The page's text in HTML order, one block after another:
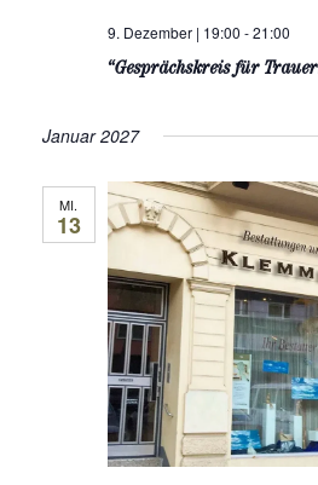
9. Dezember | 19:00 -21:00
“Gesprächskreis für
Januar 2027
MI.
13